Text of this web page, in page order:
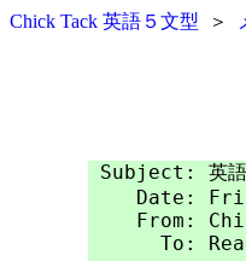
Chick Tack 英語５文型 ＞
Subject: 英語
Date:
From:
To: